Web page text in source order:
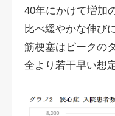
40年にかけて増加
比べ緩やかな伸び
筋梗塞はピークの
全より若干早い想